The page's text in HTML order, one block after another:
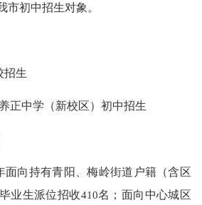
市初中招生对象。
招生
正中学（新校区）初中招生
面向持有青阳、梅岭街道户籍（含区
业生派位招收410名；面向中心城区